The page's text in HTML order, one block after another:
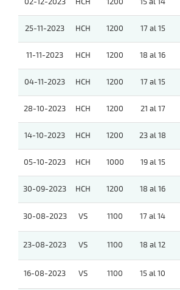
25-11-2023 HCH 1200 17 al 15
11-11-2023 HCH 1200 18 al 16
04-11-2023 HCH 1200 17 al 15
28-10-2023 HCH 1200 21 al 17
14-10-2023 HCH 1200 23 al 18
05-10-2023 HCH 1000 19 al 15
30-09-2023 HCH 1200 18 al 16
30-08-2023 VS 1100 17 al 14
23-08-2023 VS 1100 18 al 12
16-08-2023 VS 1100 15 al 10